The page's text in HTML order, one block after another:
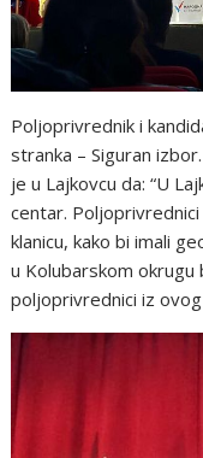
Poljoprivrednik i
stranka – Siguran
je u Lajkovcu da: “U
centar.
klanicu, kako bi imali
u Kolubarskom
poljoprivrednici iz